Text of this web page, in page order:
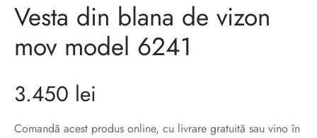
Vesta din blana de vizon
mov model 6241
3.450 lei
Comandă acest produs online, cu livrare gratuită sau vino în
de blana
blanuri (Fur SPA)